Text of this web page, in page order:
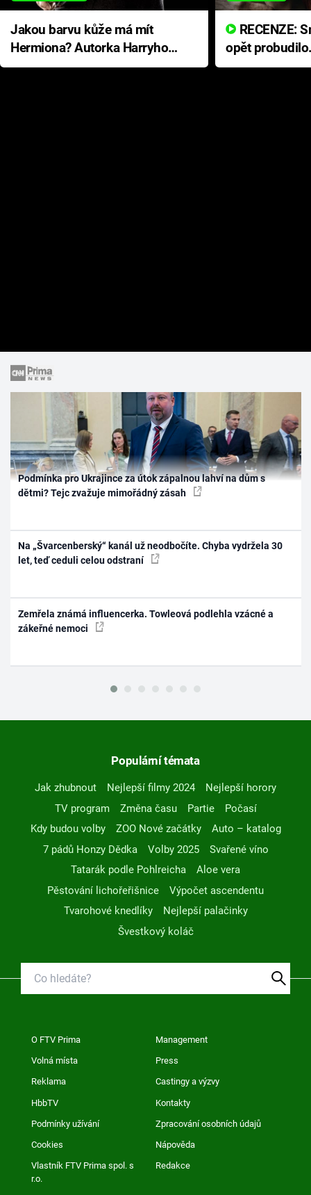
Jakou barvu kůže má mít
Hermiona? Autorka Harryho
Pottera přišla s ráznou
opět
přichází s
Podmínka pro Ukrajince za útok zápalnou lahví na dům s
dětmi? Tejc zvažuje mimořádný zásah
Na „Švarcenberský“ kanál už neodbočíte. Chyba vydržela 30
let, teď ceduli celou odstraní
Zemřela známá influencerka. Towleová podlehla vzácné a
zákeřné nemoci
Populární témata
Jak zhubnout Nejlepší filmy 2024
Nejlepší horory
TV program
Změna času Partie
Počasí
Kdy budou volby
ZOO Nové začátky
Auto – katalog
7 pádů Honzy Dědka
Volby 2025
Svařené víno
Tatarák podle Pohlreicha
Aloe vera
Pěstování lichořeřišnice
Výpočet ascendentu
Tvarohové knedlíky
Nejlepší palačinky
Švestkový koláč
O FTV Prima Management
Volná místa Press
Reklama Castingy a výzvy
HbbTV Kontakty
Podmínky užívání Zpracování osobních údajů
Cookies Nápověda
Vlastník FTV Prima spol. s
r.o.
Redakce